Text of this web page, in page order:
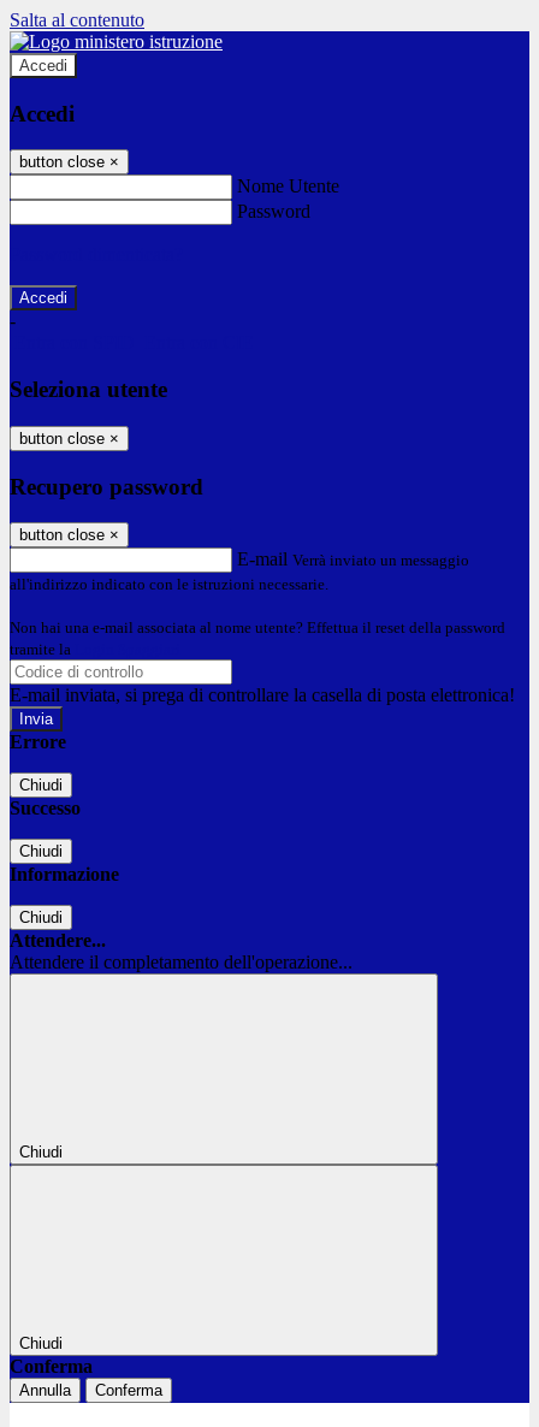
Salta al contenuto
Accedi
Accedi
button close ×
Nome Utente
Password
-
Seleziona utente
button close ×
Recupero password
button close ×
E-mail Verrà inviato un messaggio
all'indirizzo indicato con le istruzioni necessarie.
Non hai una e-mail associata al nome utente? Effettua il reset della password
tramite la
E-mail inviata, si prega di controllare la casella di posta elettronica!
Errore
Chiudi
Successo
Chiudi
Informazione
Chiudi
Attendere...
Attendere il completamento dell'operazione...
Chiudi
Chiudi
Conferma
Annulla Conferma